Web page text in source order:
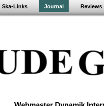
Ska-Links Journal Reviews